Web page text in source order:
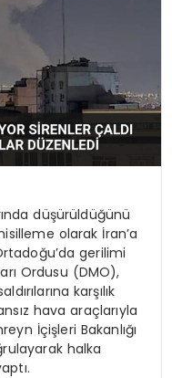
düşürüldüğünü
olarak İran’a
gerilimi
Ordusu (DMO),
karşılık
hava araçlarıyla
İçişleri Bakanlığı
halka